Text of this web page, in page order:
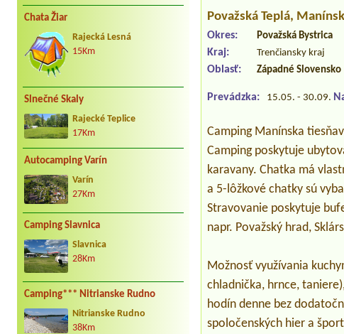
Chata Žiar
Rajecká Lesná
15Km
Slnečné Skaly
Rajecké Teplice
17Km
Autocamping Varín
Varín
27Km
Camping Slavnica
Slavnica
28Km
Camping*** Nitrianske Rudno
Nitrianske Rudno
38Km
Považská Teplá,
Okres: Považská Bystrica
Kraj: Trenčiansky kraj
Oblasť: Západné Slovensko
Prevádzka: 15.05. - 30.09.
Camping Manínska
Camping poskytuje
karavany. Chatka má
a 5-lôžkové chatky sú
Stravovanie poskytuje
napr. Považský hrad,
Možnosť využívania
chladnička, hrnce,
hodín denne bez
spoločenských hier a